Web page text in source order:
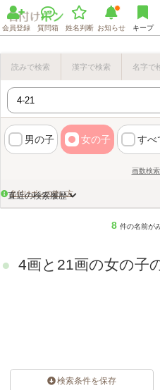
会員登録 質問箱 姓名判断 お知らせ キープ
読みで検索 漢字で検索 名字で
男の子 女の子 すべ
画数検
名付けポンの使い方
直近の検索履歴
8 件の名前が
4画と21画の女の子
検索条件を保存